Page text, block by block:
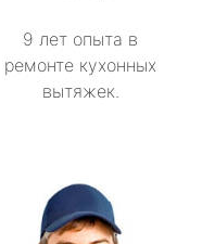
9 лет опыта в
ремонте кухонных
вытяжек.